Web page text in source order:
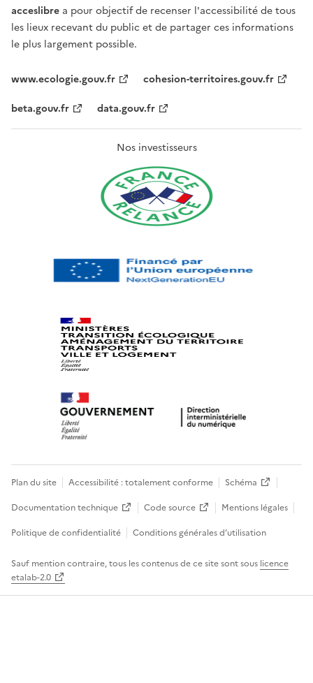
acceslibre a pour objectif de recenser l'accessibilité de tous
les lieux recevant du public et de partager ces informations
le plus largement possible.
www.ecologie.gouv.fr
cohesion-territoires.gouv.fr
beta.gouv.fr
data.gouv.fr
Nos investisseurs
Plan du site Accessibilité : totalement conforme
Schéma
Documentation technique
Code source
Mentions légales
Politique de confidentialité
Conditions générales d’utilisation
Sauf mention contraire, tous les contenus de ce site sont sous licence
etalab-2.0